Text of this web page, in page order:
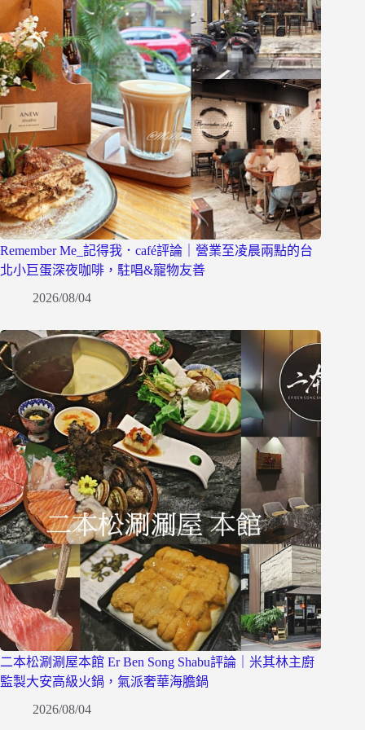
Remember Me_記得我．café評論｜營業至凌晨兩點的台
北小巨蛋深夜咖啡，駐唱&寵物友善
2026/08/04
二本松涮涮屋本館 Er Ben Song Shabu評論｜米其林主廚
監製大安高級火鍋，氣派奢華海膽鍋
2026/08/04